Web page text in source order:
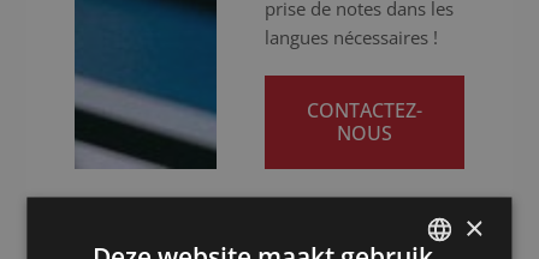
prise de notes dans les
langues nécessaires !
CONTACTEZ-
NOUS
×